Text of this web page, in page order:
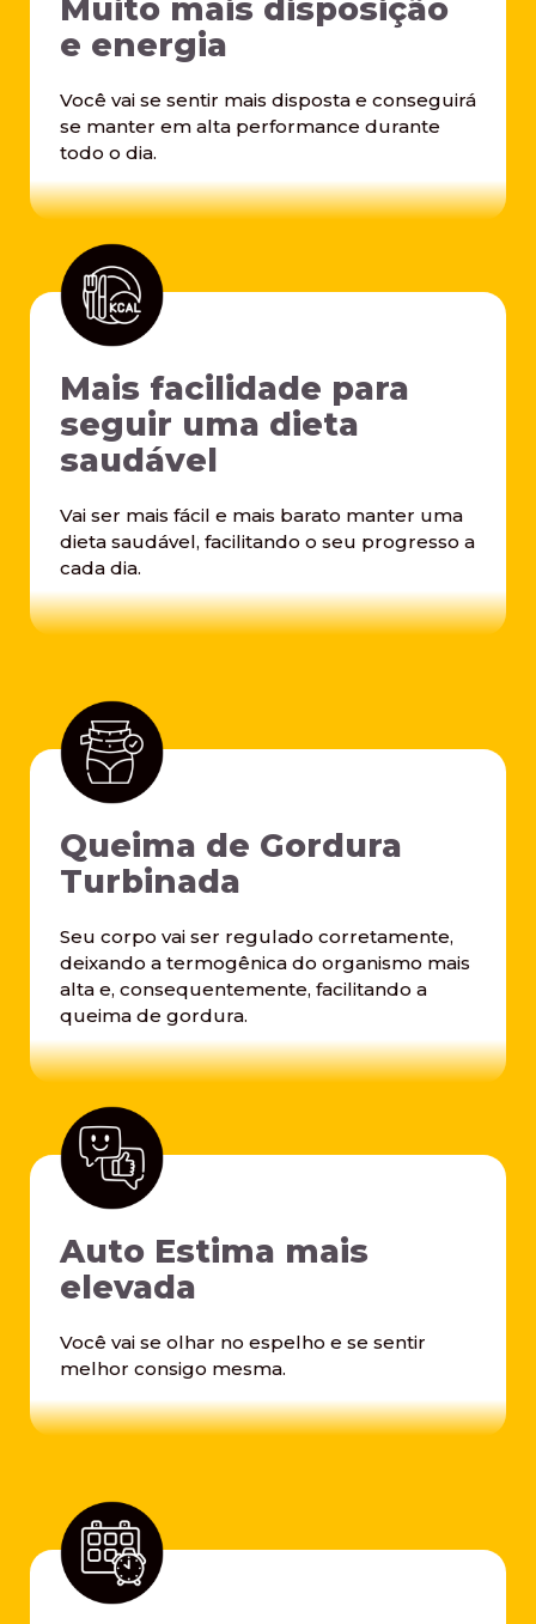
Muito mais disposição
e energia
Você vai se sentir mais disposta e conseguirá
se manter em alta performance durante
todo o dia.
Mais facilidade para
seguir uma dieta
saudável
Vai ser mais fácil e mais barato manter uma
dieta saudável, facilitando o seu progresso a
cada dia.
Queima de Gordura
Turbinada
Seu corpo vai ser regulado corretamente,
deixando a termogênica do organismo mais
alta e, consequentemente, facilitando a
queima de gordura.
Auto Estima mais
elevada
Você vai se olhar no espelho e se sentir
melhor consigo mesma.